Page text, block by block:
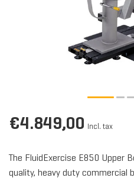
€4.849,00 Incl. tax
The FluidExercise E850 Upper
quality, heavy duty commercial